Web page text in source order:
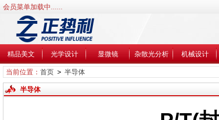
会员菜单加载中......
精品美文 光学设计 显微镜 杂散光分析 机械设计
当前位置： 首页> 半导体
半导体